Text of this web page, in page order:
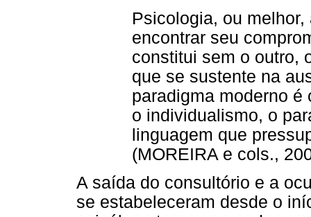
Psicologia, ou
encontrar seu
constitui sem o outro,
que se sustente na
paradigma moderno
o individualismo, o
linguagem que
(MOREIRA e cols.,
A saída do consultório e a
se estabeleceram desde o